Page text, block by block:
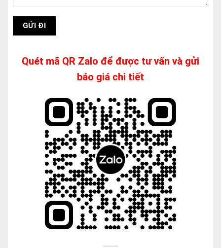
Quét mã QR Zalo để được tư vấn và gửi
báo giá chi tiết